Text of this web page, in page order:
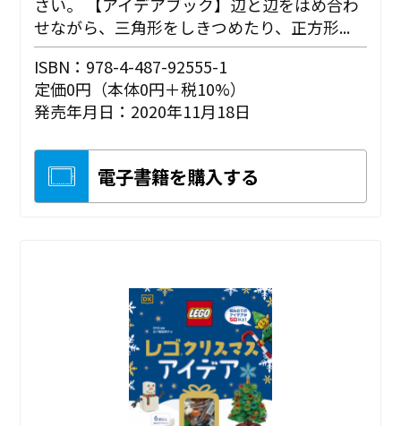
さい。 【アイデアブック】辺と辺をはめ合わ
せながら、三角形をしきつめたり、正方形...
ISBN：978-4-487-92555-1
定価0円（本体0円＋税10%）
発売年月日：2020年11月18日
電子書籍を購入する